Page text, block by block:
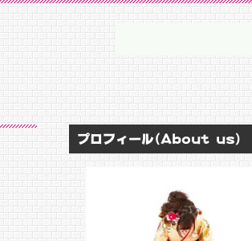
プロフィール(About us)